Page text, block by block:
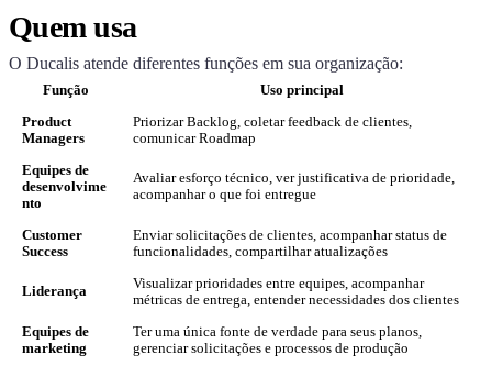
Quem usa
O Ducalis atende diferentes funções em sua organização:
Função Uso principal
Product
Managers
Priorizar Backlog, coletar feedback de clientes,
comunicar Roadmap
Equipes de
desenvolvime
nto
Avaliar esforço técnico, ver justificativa de prioridade,
acompanhar o que foi entregue
Customer
Success
Enviar solicitações de clientes, acompanhar status de
funcionalidades, compartilhar atualizações
Liderança
Visualizar prioridades entre equipes, acompanhar
métricas de entrega, entender necessidades dos clientes
Equipes de
marketing
Ter uma única fonte de verdade para seus planos,
gerenciar solicitações e processos de produção